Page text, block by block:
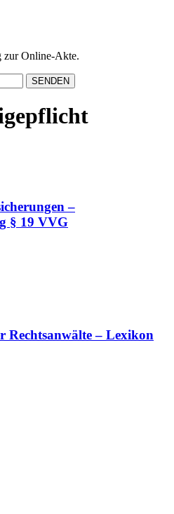
zur Online-Akte.
SENDEN
–
§ 19 VVG
Rechtsanwälte – Lexikon